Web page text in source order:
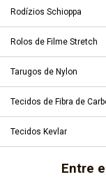
Rodízios Schioppa
Rolos de Filme Stretch
Tarugos de Nylon
Tecidos de Fibra de
Tecidos Kevlar
Entre